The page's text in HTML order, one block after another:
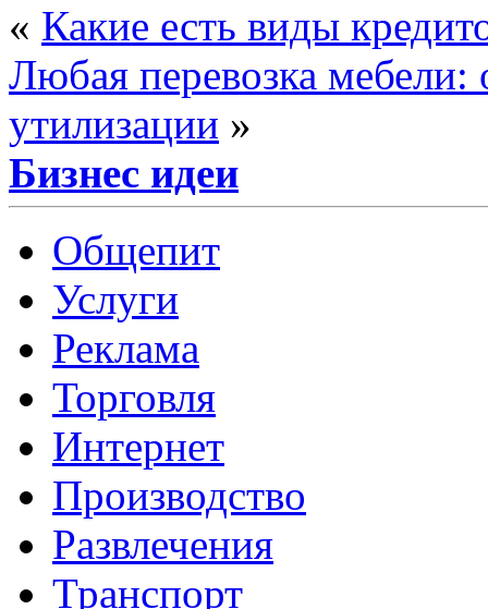
« Какие есть виды
Любая перевозка мебели:
утилизации »
Бизнес идеи
Общепит
Услуги
Реклама
Торговля
Интернет
Производство
Развлечения
Транспорт